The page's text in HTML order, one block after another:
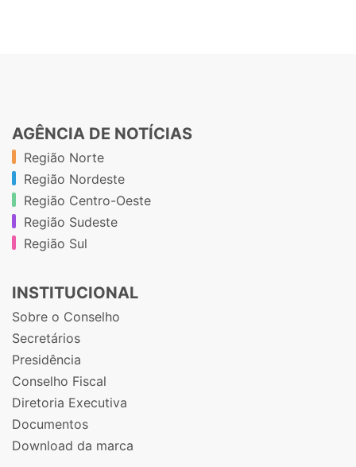
AGÊNCIA DE NOTÍCIAS
Região Norte
Região Nordeste
Região Centro-Oeste
Região Sudeste
Região Sul
INSTITUCIONAL
Sobre o Conselho
Secretários
Presidência
Conselho Fiscal
Diretoria Executiva
Documentos
Download da marca